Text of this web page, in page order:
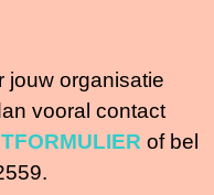
jouw organisatie
vooral contact
of bel